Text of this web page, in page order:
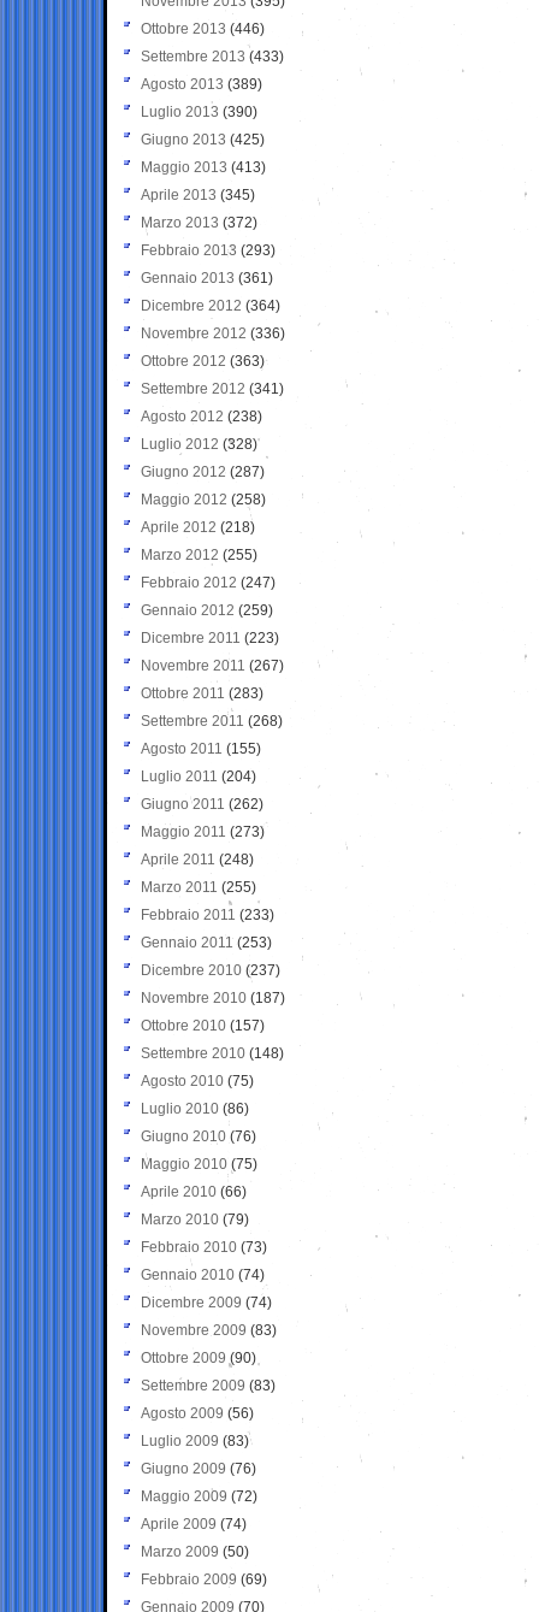
Ottobre 2013 (446)
Settembre 2013 (433)
Agosto 2013 (389)
Luglio 2013 (390)
Giugno 2013 (425)
Maggio 2013 (413)
Aprile 2013 (345)
Marzo 2013 (372)
Febbraio 2013 (293)
Gennaio 2013 (361)
Dicembre 2012 (364)
Novembre 2012 (336)
Ottobre 2012 (363)
Settembre 2012 (341)
Agosto 2012 (238)
Luglio 2012 (328)
Giugno 2012 (287)
Maggio 2012 (258)
Aprile 2012 (218)
Marzo 2012 (255)
Febbraio 2012 (247)
Gennaio 2012 (259)
Dicembre 2011 (223)
Novembre 2011 (267)
Ottobre 2011 (283)
Settembre 2011 (268)
Agosto 2011 (155)
Luglio 2011 (204)
Giugno 2011 (262)
Maggio 2011 (273)
Aprile 2011 (248)
Marzo 2011 (255)
Febbraio 2011 (233)
Gennaio 2011 (253)
Dicembre 2010 (237)
Novembre 2010 (187)
Ottobre 2010 (157)
Settembre 2010 (148)
Agosto 2010 (75)
Luglio 2010 (86)
Giugno 2010 (76)
Maggio 2010 (75)
Aprile 2010 (66)
Marzo 2010 (79)
Febbraio 2010 (73)
Gennaio 2010 (74)
Dicembre 2009 (74)
Novembre 2009 (83)
Ottobre 2009 (90)
Settembre 2009 (83)
Agosto 2009 (56)
Luglio 2009 (83)
Giugno 2009 (76)
Maggio 2009 (72)
Aprile 2009 (74)
Marzo 2009 (50)
Febbraio 2009 (69)
Gennaio 2009 (70)